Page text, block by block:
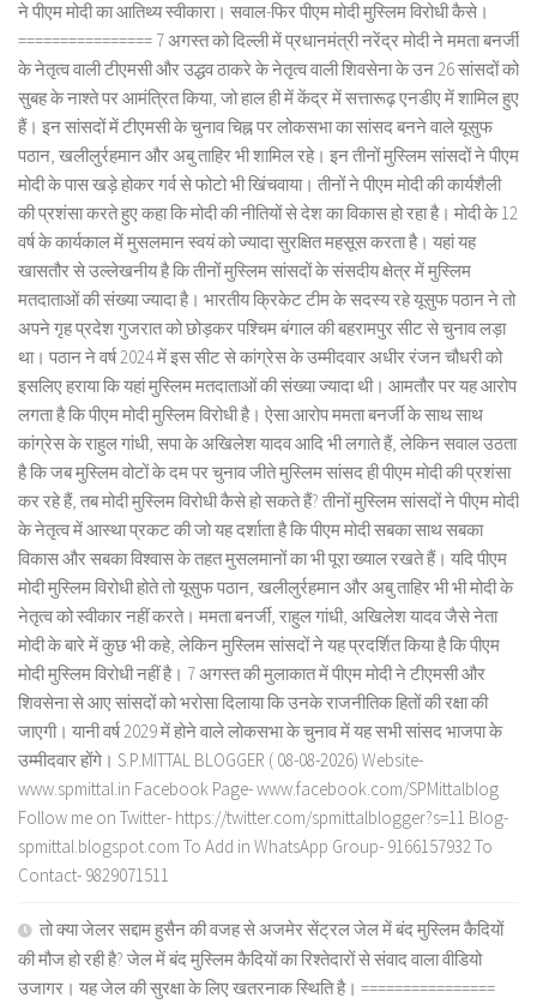
ने पीएम मोदी का आतिथ्य स्वीकारा। सवाल-फिर पीएम मोदी मुस्लिम विरोधी कैसे।
================ 7 अगस्त को दिल्ली में प्रधानमंत्री नरेंद्र मोदी ने ममता बनर्जी
के नेतृत्व वाली टीएमसी और उद्धव ठाकरे के नेतृत्व वाली शिवसेना के उन 26 सांसदों को
सुबह के नाश्ते पर आमंत्रित किया, जो हाल ही में केंद्र में सत्तारूढ़ एनडीए में शामिल हुए
हैं। इन सांसदों में टीएमसी के चुनाव चिह्न पर लोकसभा का सांसद बनने वाले यूसुफ
पठान, खलीलुर्रहमान और अबु ताहिर भी शामिल रहे। इन तीनों मुस्लिम सांसदों ने पीएम
मोदी के पास खड़े होकर गर्व से फोटो भी खिंचवाया। तीनों ने पीएम मोदी की कार्यशैली
की प्रशंसा करते हुए कहा कि मोदी की नीतियों से देश का विकास हो रहा है। मोदी के 12
वर्ष के कार्यकाल में मुसलमान स्वयं को ज्यादा सुरक्षित महसूस करता है। यहां यह
खासतौर से उल्लेखनीय है कि तीनों मुस्लिम सांसदों के संसदीय क्षेत्र में मुस्लिम
मतदाताओं की संख्या ज्यादा है। भारतीय क्रिकेट टीम के सदस्य रहे यूसुफ पठान ने तो
अपने गृह प्रदेश गुजरात को छोड़कर पश्चिम बंगाल की बहरामपुर सीट से चुनाव लड़ा
था। पठान ने वर्ष 2024 में इस सीट से कांग्रेस के उम्मीदवार अधीर रंजन चौधरी को
इसलिए हराया कि यहां मुस्लिम मतदाताओं की संख्या ज्यादा थी। आमतौर पर यह आरोप
लगता है कि पीएम मोदी मुस्लिम विरोधी है। ऐसा आरोप ममता बनर्जी के साथ साथ
कांग्रेस के राहुल गांधी, सपा के अखिलेश यादव आदि भी लगाते हैं, लेकिन सवाल उठता
है कि जब मुस्लिम वोटों के दम पर चुनाव जीते मुस्लिम सांसद ही पीएम मोदी की प्रशंसा
कर रहे हैं, तब मोदी मुस्लिम विरोधी कैसे हो सकते हैं? तीनों मुस्लिम सांसदों ने पीएम मोदी
के नेतृत्व में आस्था प्रकट की जो यह दर्शाता है कि पीएम मोदी सबका साथ सबका
विकास और सबका विश्वास के तहत मुसलमानों का भी पूरा ख्याल रखते हैं। यदि पीएम
मोदी मुस्लिम विरोधी होते तो यूसुफ पठान, खलीलुर्रहमान और अबु ताहिर भी भी मोदी के
नेतृत्व को स्वीकार नहीं करते। ममता बनर्जी, राहुल गांधी, अखिलेश यादव जैसे नेता
मोदी के बारे में कुछ भी कहे, लेकिन मुस्लिम सांसदों ने यह प्रदर्शित किया है कि पीएम
मोदी मुस्लिम विरोधी नहीं है। 7 अगस्त की मुलाकात में पीएम मोदी ने टीएमसी और
शिवसेना से आए सांसदों को भरोसा दिलाया कि उनके राजनीतिक हितों की रक्षा की
जाएगी। यानी वर्ष 2029 में होने वाले लोकसभा के चुनाव में यह सभी सांसद भाजपा के
उम्मीदवार होंगे। S.P.MITTAL BLOGGER ( 08-08-2026) Website-
www.spmittal.in Facebook Page- www.facebook.com/SPMittalblog
Follow me on Twitter- https://twitter.com/spmittalblogger?s=11 Blog-
spmittal.blogspot.com To Add in WhatsApp Group- 9166157932 To
Contact- 9829071511
तो क्या जेलर सद्दाम हुसैन की वजह से अजमेर सेंट्रल जेल में बंद मुस्लिम कैदियों
की मौज हो रही है? जेल में बंद मुस्लिम कैदियों का रिश्तेदारों से संवाद वाला वीडियो
उजागर। यह जेल की सुरक्षा के लिए खतरनाक स्थिति है। ================